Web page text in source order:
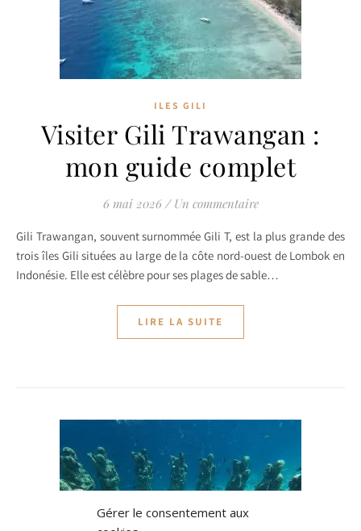
Gérer le consentement aux
ILES GILI
Visiter Gili Trawangan :
mon guide complet
6 mai 2026 / Un commentaire
Gili Trawangan, souvent surnommée Gili T, est la plus grande des
trois îles Gili situées au large de la côte nord-ouest de Lombok en
Indonésie. Elle est célèbre pour ses plages de sable…
LIRE LA SUITE